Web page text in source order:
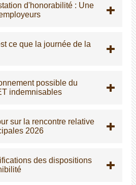
d'honorabilité : Une
ce que la journée de la
possible du
indemnisables
sur la rencontre relative
2026
des dispositions